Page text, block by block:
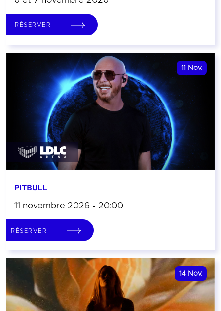
RÉSERVER
11 Nov.
PITBULL
11 novembre 2026 - 20:00
RÉSERVER
14 Nov.